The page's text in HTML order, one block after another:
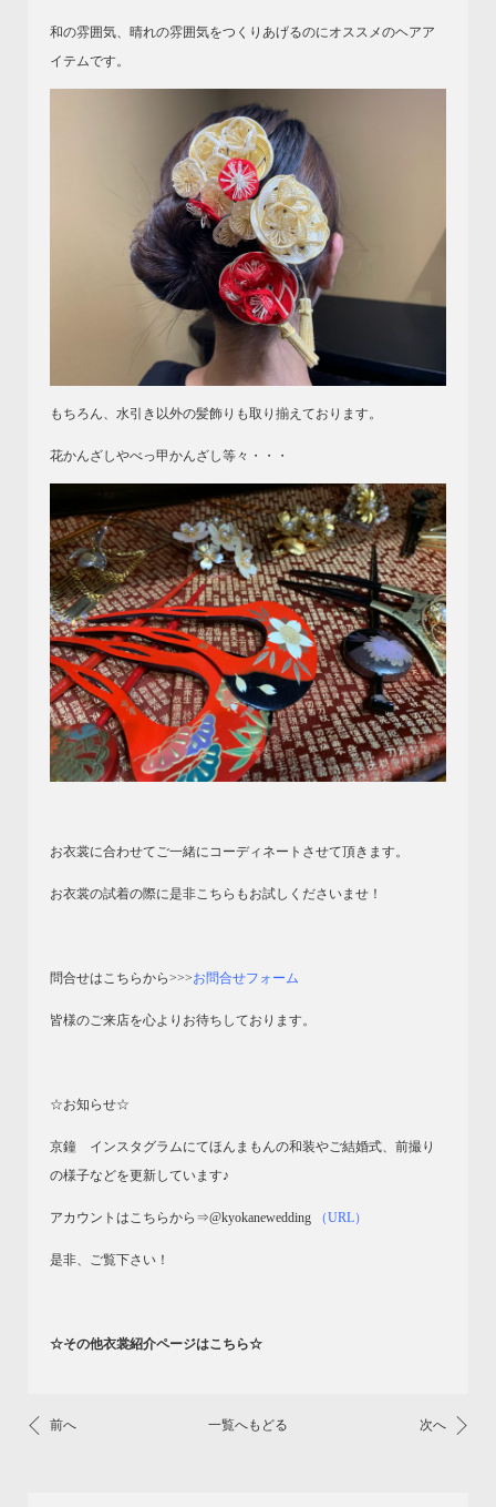
和の雰囲気、晴れの雰囲気をつくりあげるのにオススメのヘアア
イテムです。
もちろん、水引き以外の髪飾りも取り揃えております。
花かんざしやべっ甲かんざし等々・・・
お衣裳に合わせてご一緒にコーディネートさせて頂きます。
お衣裳の試着の際に是非こちらもお試しくださいませ！
問合せはこちらから>>>お問合せフォーム
皆様のご来店を心よりお待ちしております。
☆お知らせ☆
京鐘 インスタグラムにてほんまもんの和装やご結婚式、前撮り
の様子などを更新しています♪
アカウントはこちらから⇒@kyokanewedding （URL）
是非、ご覧下さい！
☆その他衣裳紹介ページはこちら☆
前へ 一覧へもどる 次へ